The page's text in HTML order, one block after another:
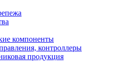
компоненты
контроллеры
продукция